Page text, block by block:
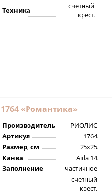
Техника
счетный
крест
1764 «Романтика»
Производитель
РИОЛИС
Артикул
1764
Размер, см
25х25
Канва
Aida 14
Заполнение
частичное
счетный
крест,